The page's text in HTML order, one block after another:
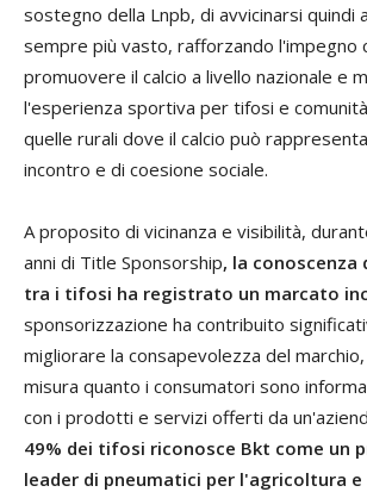
sostegno della Lnpb, di avvicinarsi quindi
sempre più vasto, rafforzando l'impegno
promuovere il calcio a livello nazionale e
l'esperienza sportiva per tifosi e
quelle rurali dove il calcio può
incontro e di coesione sociale.
A proposito di vicinanza e visibilità,
anni di Title Sponsorship, la conoscenza
tra i tifosi ha registrato un marcato
sponsorizzazione ha contribuito
migliorare la consapevolezza del
misura quanto i consumatori sono
con i prodotti e servizi offerti da
49% dei tifosi riconosce Bkt come un
leader di pneumatici per l'agricoltura